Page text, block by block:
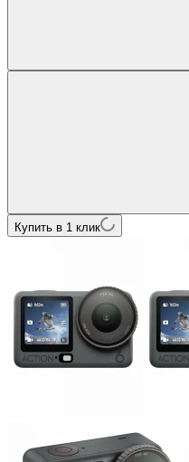
Купить в 1 клик